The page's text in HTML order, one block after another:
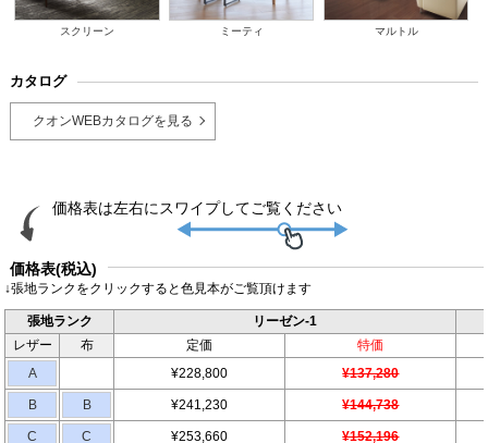
スクリーン ミーティ マルトル
カタログ
クオンWEBカタログを見る
価格表(税込)
↓張地ランクをクリックすると色見本がご覧頂けます
張地ランク
リーゼン-1
レザー
布 定価
特価
A
¥228,800 ¥137,280
B B ¥241,230 ¥144,738
C C ¥253,660 ¥152,196